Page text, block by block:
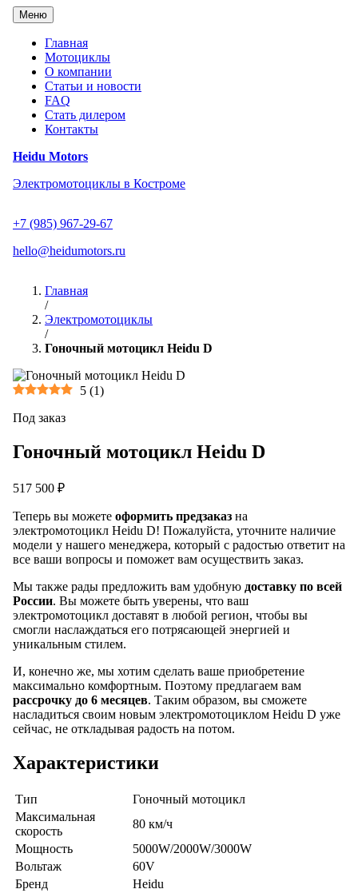
Перейти
содержанию
Heidu Motors
Электромотоциклы в Костроме
+7 (985) 967-29-67
hello@heidumotors.ru
Меню
Главная
Мотоциклы
О компании
Статьи и новости
FAQ
Стать дилером
Контакты
Главная
/
Электромотоциклы
/
Гоночный мотоцикл Heidu D
5 (1)
Под заказ
Гоночный мотоцикл Heidu D
517 500 ₽
Теперь вы можете оформить предзаказ на
электромотоцикл Heidu D! Пожалуйста, уточните наличие
модели у нашего менеджера, который с радостью ответит на
все ваши вопросы и поможет вам осуществить заказ.
Мы также рады предложить вам удобную доставку по всей
России. Вы можете быть уверены, что ваш
электромотоцикл доставят в любой регион, чтобы вы
смогли наслаждаться его потрясающей энергией и
уникальным стилем.
И, конечно же, мы хотим сделать ваше приобретение
максимально комфортным. Поэтому предлагаем вам
рассрочку до 6 месяцев. Таким образом, вы сможете
насладиться своим новым электромотоциклом Heidu D уже
сейчас, не откладывая радость на потом.
Характеристики
Тип
Гоночный мотоцикл
Максимальная
скорость
80 км/ч
Мощность
5000W/2000W/3000W
Вольтаж
60V
Бренд
Heidu